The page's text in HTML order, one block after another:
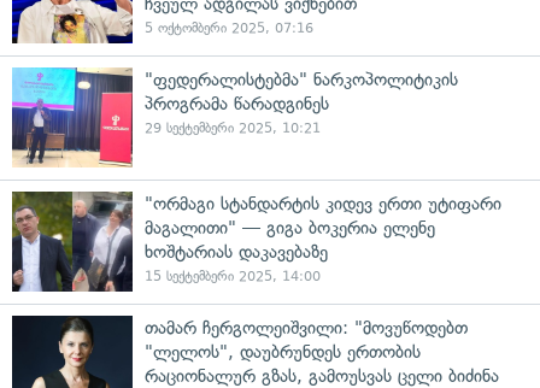
5 ოქტომბერი 2025, 07:16
"ფედერალისტებმა" ნარკოპოლიტიკის
პროგრამა წარადგინეს
29 სექტემბერი 2025, 10:21
"ორმაგი სტანდარტის კიდევ ერთი უტიფარი
მაგალითი" — გიგა ბოკერია ელენე
ხოშტარიას დაკავებაზე
15 სექტემბერი 2025, 14:00
თამარ ჩერგოლეიშვილი: "მოვუწოდებთ
"ლელოს", დაუბრუნდეს ერთობის
რაციონალურ გზას, გამოუსვას ცელი ბიძინა